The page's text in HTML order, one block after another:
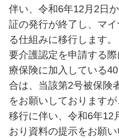
伴い、令和6年12月2日
証の発行が終了し、マ
る仕組みに移行します。
要介護認定を申請する
療保険に加入している
合は、当該第2号被保険
をお願いしております
移行に伴い、令和6年12
おり資料の提示をお願い